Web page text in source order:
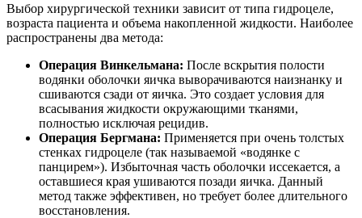
Выбор хирургической техники зависит от типа гидроцеле,
возраста пациента и объема накопленной жидкости. Наиболее
распространены два метода:
Операция Винкельмана: После вскрытия полости
водянки оболочки яичка выворачиваются наизнанку и
сшиваются сзади от яичка. Это создает условия для
всасывания жидкости окружающими тканями,
полностью исключая рецидив.
Операция Бергмана: Применяется при очень толстых
стенках гидроцеле (так называемой «водянке с
панцирем»). Избыточная часть оболочки иссекается, а
оставшиеся края ушиваются позади яичка. Данный
метод также эффективен, но требует более длительного
восстановления.